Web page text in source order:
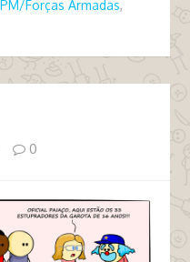
PM/Forças Armadas,
0